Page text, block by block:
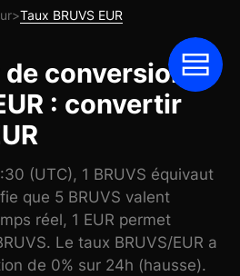
>Taux BRUVS EUR
conversion
: convertir
(UTC), 1 BRUVS équivaut
que 5 BRUVS valent
réel, 1 EUR permet
Le taux BRUVS/EUR a
de 0% sur 24h (hausse).